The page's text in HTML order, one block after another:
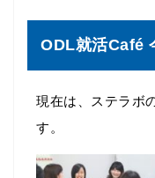
ODL就活Café
現在は、ステラボ
す。